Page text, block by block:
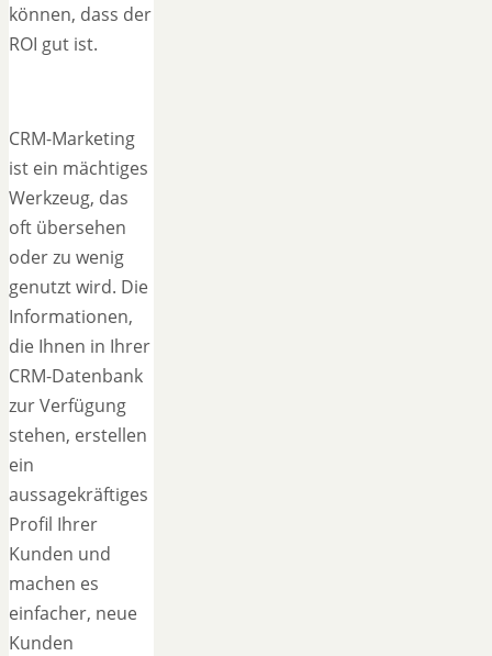
können, dass der
ROI gut ist.
CRM-Marketing
ist ein mächtiges
Werkzeug, das
oft übersehen
oder zu wenig
genutzt wird. Die
Informationen,
die Ihnen in Ihrer
CRM-Datenbank
zur Verfügung
stehen, erstellen
ein
aussagekräftiges
Profil Ihrer
Kunden und
machen es
einfacher, neue
Kunden